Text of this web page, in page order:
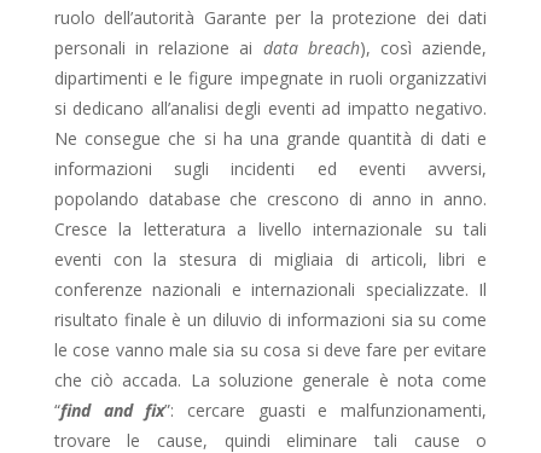
ruolo dell’autorità Garante per la protezione dei dati
personali in relazione ai data breach), così aziende,
dipartimenti e le figure impegnate in ruoli organizzativi
si dedicano all’analisi degli eventi ad impatto negativo.
Ne consegue che si ha una grande quantità di dati e
informazioni sugli incidenti ed eventi avversi,
popolando database che crescono di anno in anno.
Cresce la letteratura a livello internazionale su tali
eventi con la stesura di migliaia di articoli, libri e
conferenze nazionali e internazionali specializzate. Il
risultato finale è un diluvio di informazioni sia su come
le cose vanno male sia su cosa si deve fare per evitare
che ciò accada. La soluzione generale è nota come
“find and fix”: cercare guasti e malfunzionamenti,
trovare le cause, quindi eliminare tali cause o